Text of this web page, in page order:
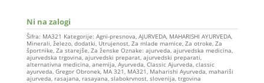
Ni na zalogi
Šifra: MA321 Kategorije: Agni-presnova AJURVEDA, MAHARISHI AYURVEDA,
Minerali, železo, dodatki Utrujenost, Za mlade mamice Za otroke Za
športnike Za starejše Za ženske Oznake: ajurveda ajurvedska medicina
ajurvedska trgovina ajurvedski preparat, ajurvedski preparati
alternativna medicina anemija Ayurveda Classic Ajurveda classic
ayurveda Gregor Obronek, MA 321 MA321 Maharishi Ayurveda mahariši
ajurveda rasajana rasayana slabokrvnost, slovenija trgovina